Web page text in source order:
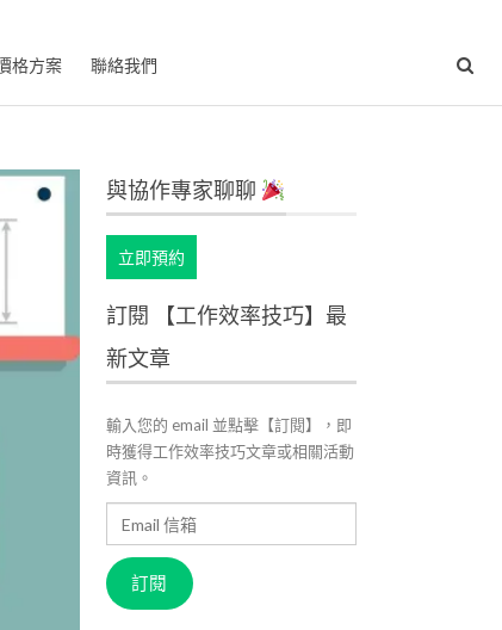
格方案 聯絡我們
與協作專家聊聊
立即預約
訂閱 【工作效率技巧】最
新文章
輸入您的 email 並點擊【訂閱】，即
時獲得工作效率技巧文章或相關活動
資訊。
信
箱
訂閱